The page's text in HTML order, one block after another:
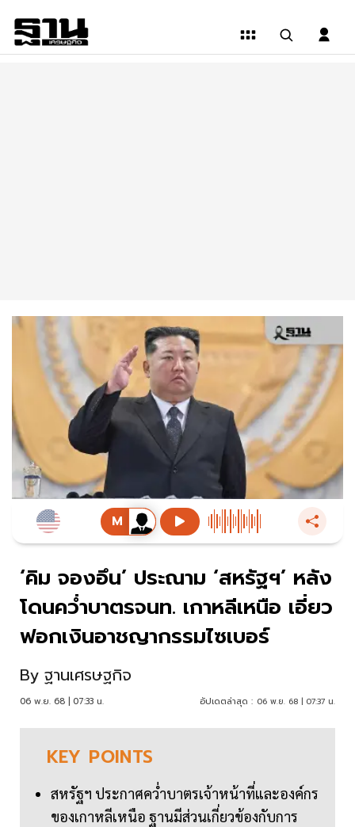
‘คิม จองอึน’ ประณาม ‘สหรัฐฯ’ หลัง
โดนคว่ำบาตรจนท. เกาหลีเหนือ เอี่ยว
ฟอกเงินอาชญากรรมไซเบอร์
By ฐานเศรษฐกิจ
06 พ.ย. 68 | 07:33 น. อัปเดตล่าสุด : 06 พ.ย. 68 | 07:37 น.
KEY POINTS
สหรัฐฯ ประกาศคว่ำบาตรเจ้าหน้าที่และองค์กร
ของเกาหลีเหนือ ฐานมีส่วนเกี่ยวข้องกับการ